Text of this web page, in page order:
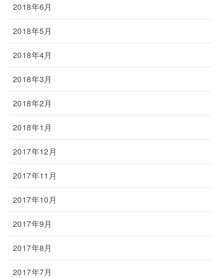
2018年6月
2018年5月
2018年4月
2018年3月
2018年2月
2018年1月
2017年12月
2017年11月
2017年10月
2017年9月
2017年8月
2017年7月